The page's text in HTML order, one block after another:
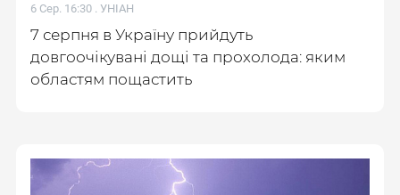
6 Сер. 16:30 . УНІАН
7 серпня в Україну прийдуть
довгоочікувані дощі та прохолода: яким
областям пощастить